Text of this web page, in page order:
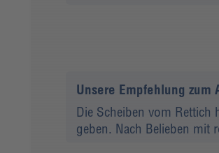
Unsere Empfehlung zum
Die Scheiben vom Rettich
geben. Nach Belieben mit